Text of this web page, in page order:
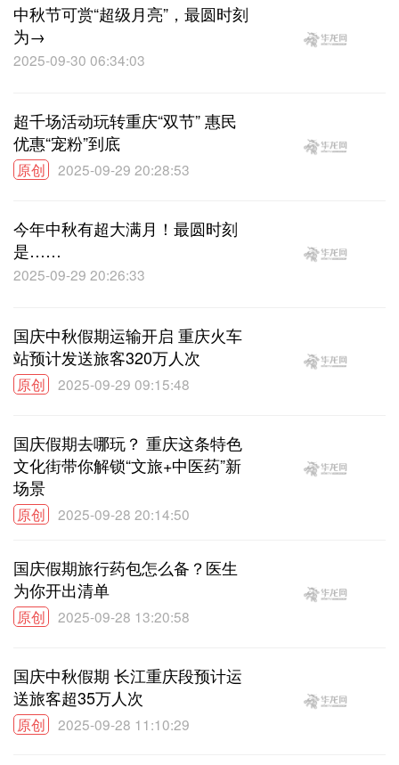
中秋节可赏“超级月亮”，最圆时刻
为→
2025-09-30 06:34:03
超千场活动玩转重庆“双节” 惠民
优惠“宠粉”到底
原创 2025-09-29 20:28:53
今年中秋有超大满月！最圆时刻
是……
2025-09-29 20:26:33
国庆中秋假期运输开启 重庆火车
站预计发送旅客320万人次
原创 2025-09-29 09:15:48
国庆假期去哪玩？ 重庆这条特色
文化街带你解锁“文旅+中医药”新
场景
原创 2025-09-28 20:14:50
国庆假期旅行药包怎么备？医生
为你开出清单
原创 2025-09-28 13:20:58
国庆中秋假期 长江重庆段预计运
送旅客超35万人次
原创 2025-09-28 11:10:29